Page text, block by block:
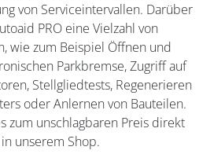
von Serviceintervallen. Darüber
PRO eine Vielzahl von
wie zum Beispiel Öffnen und
Parkbremse, Zugriff auf
Stellgliedtests, Regenerieren
oder Anlernen von Bauteilen.
zum unschlagbaren Preis direkt
unserem Shop.